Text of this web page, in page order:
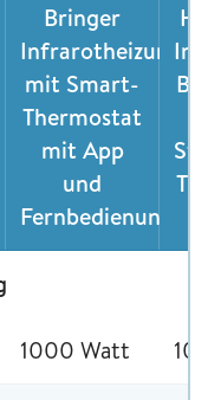
Bringer
Infrarotheizung
mit Smart-
Thermostat
mit App
und
Fernbedienung
1000 Watt